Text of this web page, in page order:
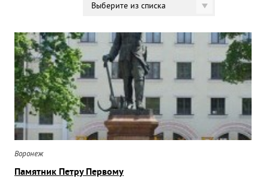
Выберите из списка
Воронеж
Памятник Петру Первому